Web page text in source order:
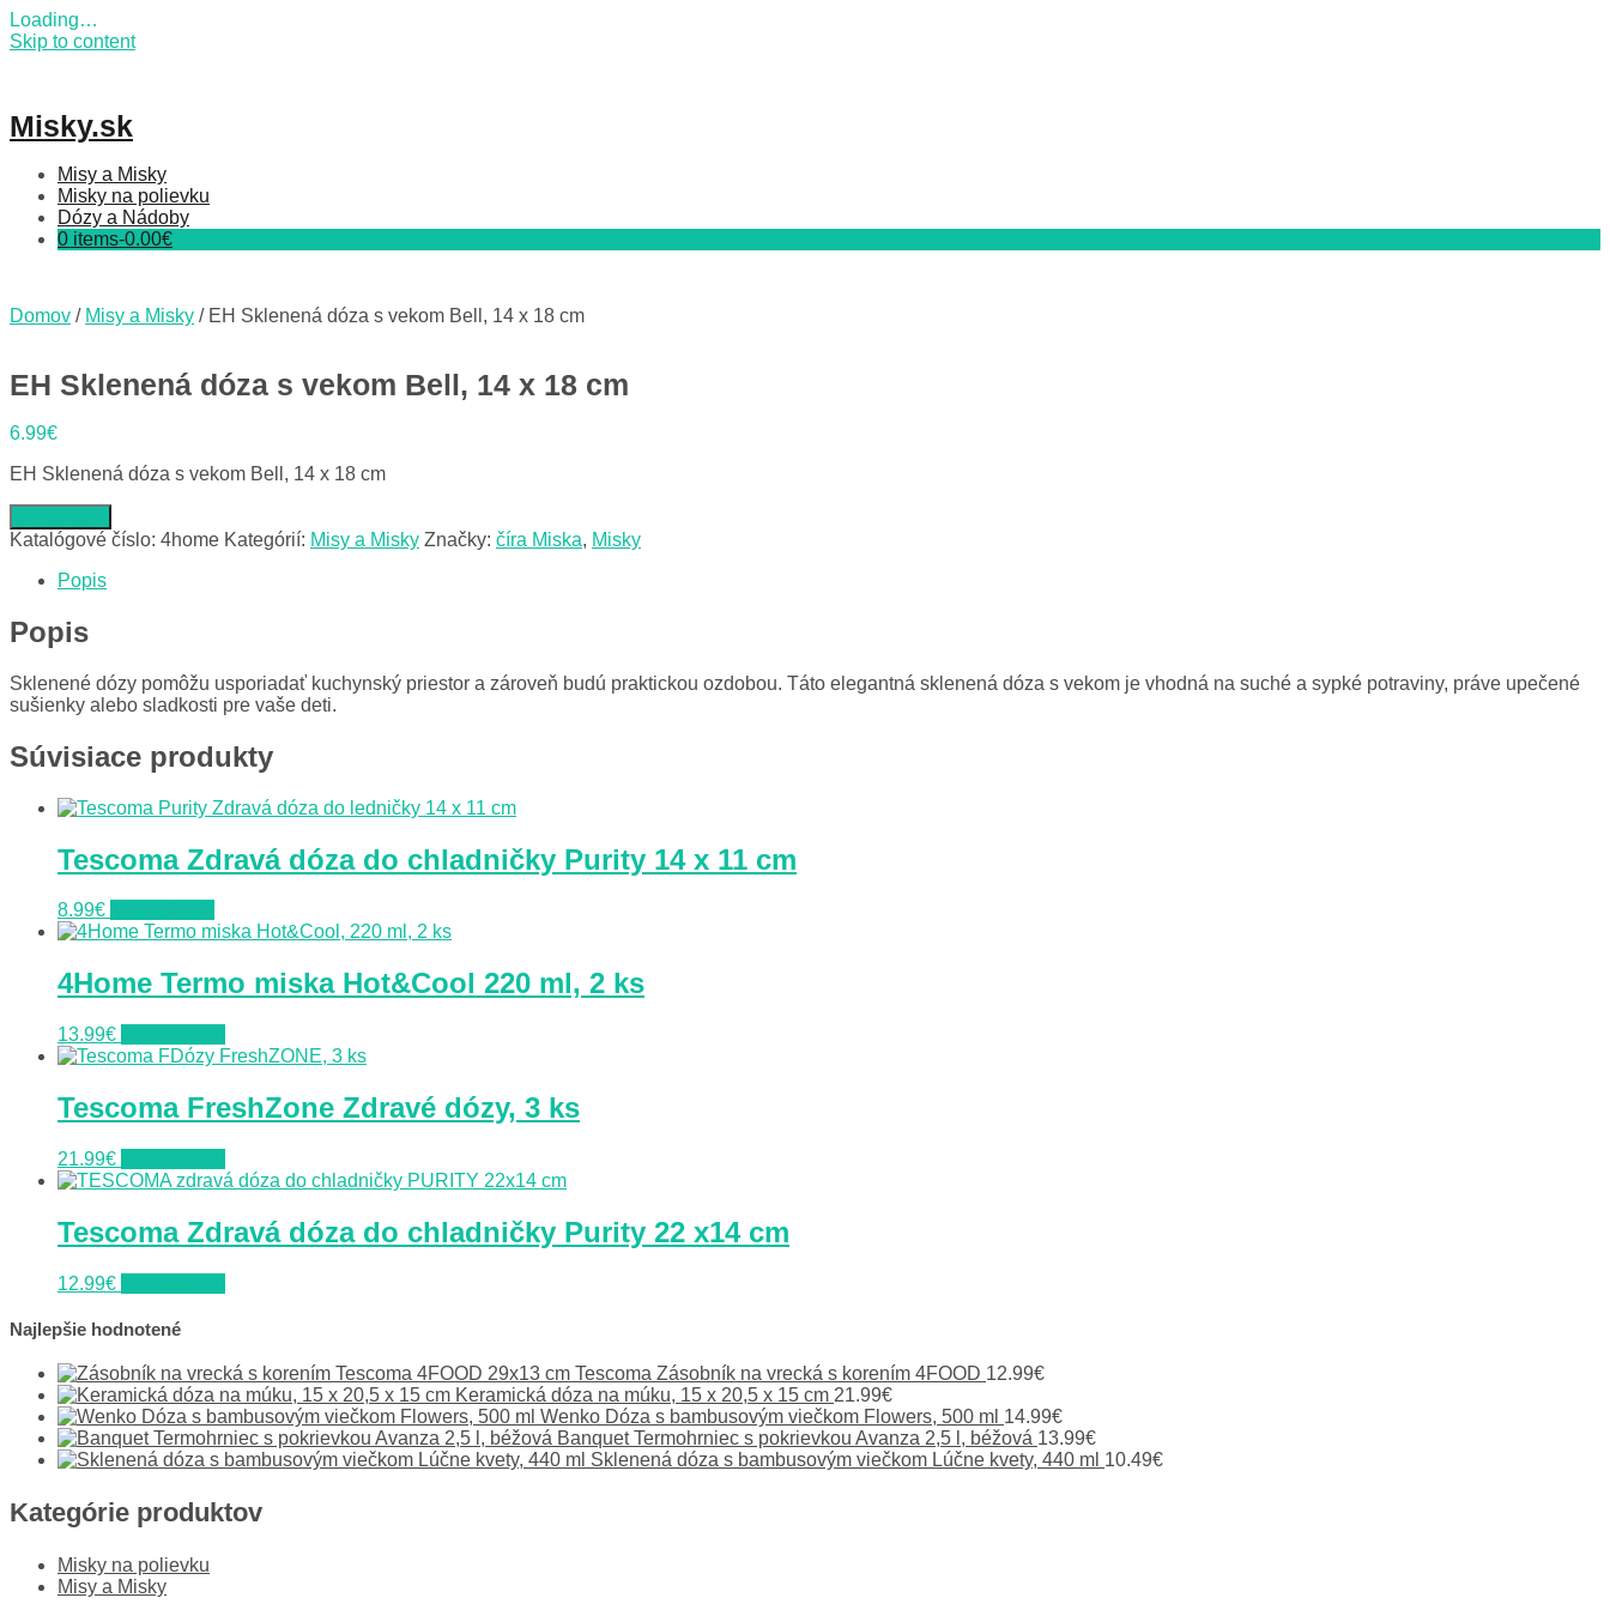
Loading…
Skip to content
Misky.sk
Misy a Misky
Misky na polievku
Dózy a Nádoby
0 items-0.00€
Domov / Misy a Misky / EH Sklenená dóza s vekom Bell, 14 x 18 cm
EH Sklenená dóza s vekom Bell, 14 x 18 cm
6.99€
EH Sklenená dóza s vekom Bell, 14 x 18 cm
Katalógové číslo: 4home Kategórií: Misy a Misky Značky: číra Miska, Misky
Popis
Popis
Sklenené dózy pomôžu usporiadať kuchynský priestor a zároveň budú praktickou ozdobou. Táto elegantná sklenená dóza s vekom je vhodná na suché a sypké potraviny, práve upečené
sušienky alebo sladkosti pre vaše deti.
Súvisiace produkty
Tescoma Zdravá dóza do chladničky Purity 14 x 11 cm
8.99€
4Home Termo miska Hot&Cool 220 ml, 2 ks
13.99€
Tescoma FreshZone Zdravé dózy, 3 ks
21.99€
Tescoma Zdravá dóza do chladničky Purity 22 x14 cm
12.99€
Najlepšie hodnotené
Tescoma Zásobník na vrecká s korením 4FOOD 12.99€
Keramická dóza na múku, 15 x 20,5 x 15 cm 21.99€
Wenko Dóza s bambusovým viečkom Flowers, 500 ml 14.99€
Banquet Termohrniec s pokrievkou Avanza 2,5 l, béžová 13.99€
Sklenená dóza s bambusovým viečkom Lúčne kvety, 440 ml 10.49€
Kategórie produktov
Misky na polievku
Misy a Misky